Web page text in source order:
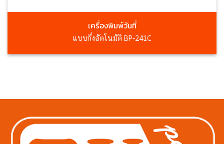
เครื่องพิมพ์วันที่
แบบกึ่งอัตโนมัติ BP-241C